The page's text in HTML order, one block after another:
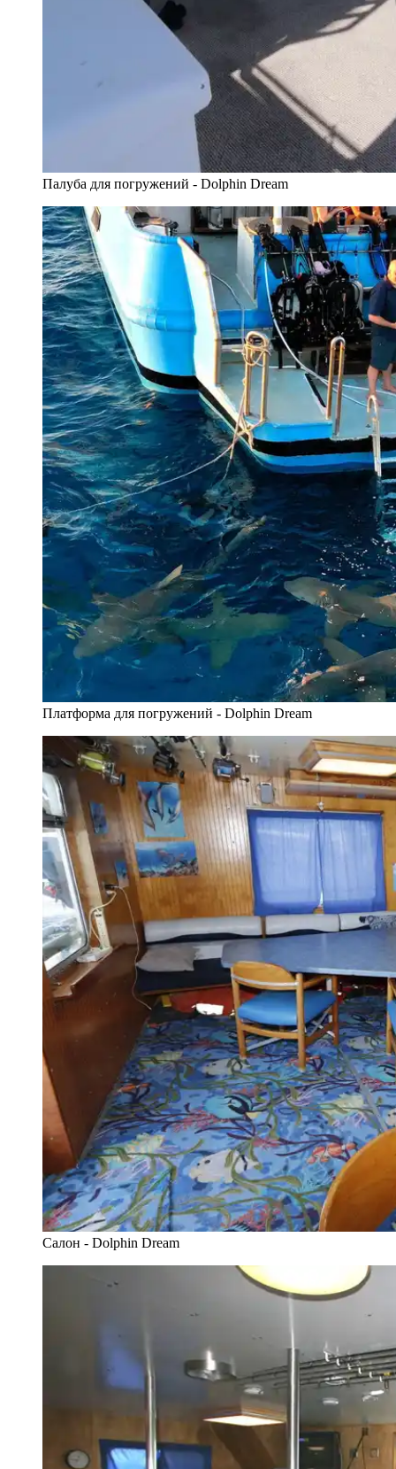
Палуба для погружений - Dolphin Dream
Платформа для погружений - Dolphin Dream
Салон - Dolphin Dream